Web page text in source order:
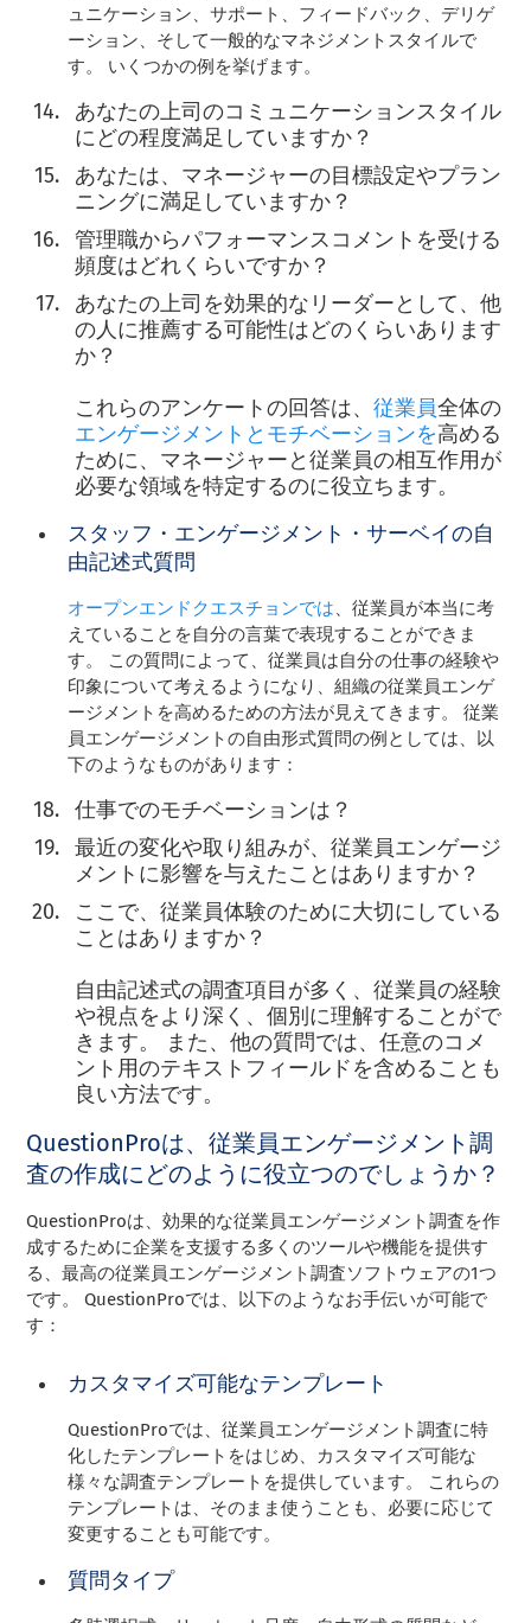
ュニケーション、サポート、フィードバック、デリゲ
ーション、そして一般的なマネジメントスタイルで
す。 いくつかの例を挙げます。
あなたの上司のコミュニケーションスタイル
にどの程度満足していますか？
あなたは、マネージャーの目標設定やプラン
ニングに満足していますか？
管理職からパフォーマンスコメントを受ける
頻度はどれくらいですか？
あなたの上司を効果的なリーダーとして、他
の人に推薦する可能性はどのくらいあります
か？
これらのアンケートの回答は、 従業員全体の
エンゲージメントとモチベーションを高める
ために、マネージャーと従業員の相互作用が
必要な領域を特定するのに役立ちます。
スタッフ・エンゲージメント・サーベイの自
由記述式質問
オープンエンドクエスチョンでは、従業員が本当に考
えていることを自分の言葉で表現することができま
す。 この質問によって、従業員は自分の仕事の経験や
印象について考えるようになり、組織の従業員エンゲ
ージメントを高めるための方法が見えてきます。 従業
員エンゲージメントの自由形式質問の例としては、以
下のようなものがあります：
仕事でのモチベーションは？
最近の変化や取り組みが、従業員エンゲージ
メントに影響を与えたことはありますか？
ここで、従業員体験のために大切にしている
ことはありますか？
自由記述式の調査項目が多く、従業員の経験
や視点をより深く、個別に理解することがで
きます。 また、他の質問では、任意のコメ
ント用のテキストフィールドを含めることも
良い方法です。
QuestionProは、従業員エンゲージメント調
査の作成にどのように役立つのでしょうか？
QuestionProは、効果的な従業員エンゲージメント調査を作
成するために企業を支援する多くのツールや機能を提供す
る、最高の従業員エンゲージメント調査ソフトウェアの1つ
です。 QuestionProでは、以下のようなお手伝いが可能で
す：
カスタマイズ可能なテンプレート
QuestionProでは、従業員エンゲージメント調査に特
化したテンプレートをはじめ、カスタマイズ可能な
様々な調査テンプレートを提供しています。 これらの
テンプレートは、そのまま使うことも、必要に応じて
変更することも可能です。
質問タイプ